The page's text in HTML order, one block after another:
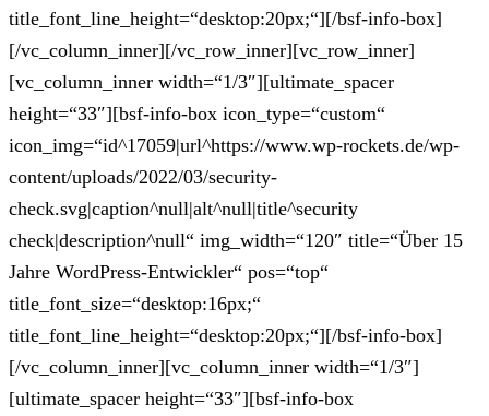
title_font_line_height=“desktop:20px;“][/bsf-info-box]
[/vc_column_inner][/vc_row_inner][vc_row_inner]
[vc_column_inner width=“1/3″][ultimate_spacer
height=“33″][bsf-info-box icon_type=“custom“
icon_img=“id^17059|url^https://www.wp-rockets.de/wp-
content/uploads/2022/03/security-
check.svg|caption^null|alt^null|title^security
check|description^null“ img_width=“120″ title=“Über 15
Jahre WordPress-Entwickler“ pos=“top“
title_font_size=“desktop:16px;“
title_font_line_height=“desktop:20px;“][/bsf-info-box]
[/vc_column_inner][vc_column_inner width=“1/3″]
[ultimate_spacer height=“33″][bsf-info-box